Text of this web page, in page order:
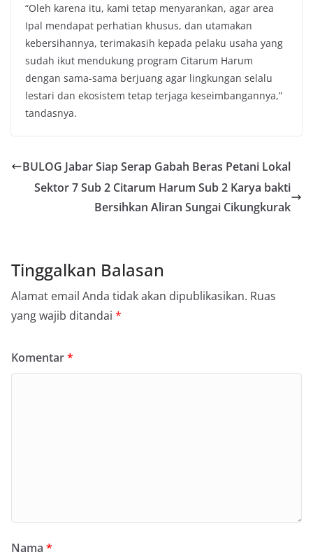
“Oleh karena itu, kami tetap menyarankan, agar area
Ipal mendapat perhatian khusus, dan utamakan
kebersihannya, terimakasih kepada pelaku usaha yang
sudah ikut mendukung program Citarum Harum
dengan sama-sama berjuang agar lingkungan selalu
lestari dan ekosistem tetap terjaga keseimbangannya,”
tandasnya.
BULOG Jabar Siap Serap Gabah Beras Petani Lokal
Sektor 7 Sub 2 Citarum Harum Sub 2 Karya bakti
Bersihkan Aliran Sungai Cikungkurak
Tinggalkan Balasan
Alamat email Anda tidak akan dipublikasikan. Ruas
yang wajib ditandai *
Komentar*
Nama *